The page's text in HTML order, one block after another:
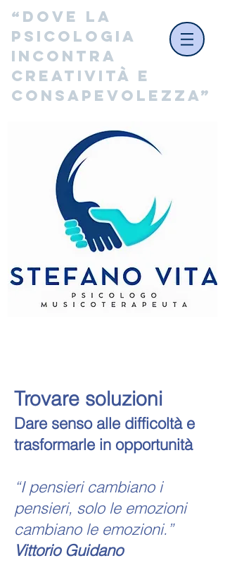
“Dove la
psicologia
incontra
creatività e
consapevolezza”
Trovare soluzioni
Dare senso alle difficoltà e
trasformarle in opportunità
“I pensieri cambiano i
pensieri, solo le emozioni
cambiano le emozioni.”
Vittorio Guidano